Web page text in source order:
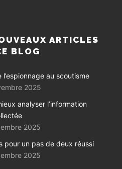
ARTICLES
BLOG
au scoutisme
2025
analyser l’information
2025
pour un pas de deux réussi
2025